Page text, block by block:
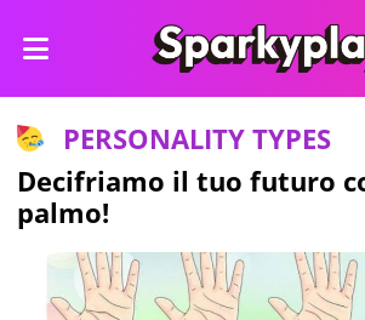
PERSONALITY TYPES
Decifriamo il tuo futuro
palmo!